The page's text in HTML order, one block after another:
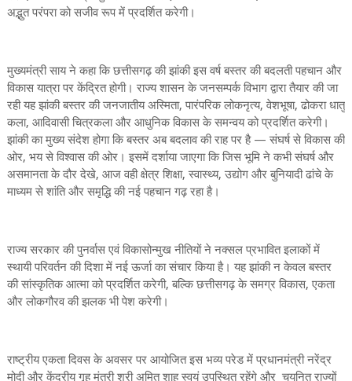
अद्भुत परंपरा को सजीव रूप में प्रदर्शित करेगी।
मुख्यमंत्री साय ने कहा कि छत्तीसगढ़ की झांकी इस वर्ष बस्तर की बदलती पहचान और
विकास यात्रा पर केंद्रित होगी। राज्य शासन के जनसम्पर्क विभाग द्वारा तैयार की जा
रही यह झांकी बस्तर की जनजातीय अस्मिता, पारंपरिक लोकनृत्य, वेशभूषा, ढोकरा धातु
कला, आदिवासी चित्रकला और आधुनिक विकास के समन्वय को प्रदर्शित करेगी।
झांकी का मुख्य संदेश होगा कि बस्तर अब बदलाव की राह पर है — संघर्ष से विकास की
ओर, भय से विश्वास की ओर। इसमें दर्शाया जाएगा कि जिस भूमि ने कभी संघर्ष और
असमानता के दौर देखे, आज वही क्षेत्र शिक्षा, स्वास्थ्य, उद्योग और बुनियादी ढांचे के
माध्यम से शांति और समृद्धि की नई पहचान गढ़ रहा है।
राज्य सरकार की पुनर्वास एवं विकासोन्मुख नीतियों ने नक्सल प्रभावित इलाकों में
स्थायी परिवर्तन की दिशा में नई ऊर्जा का संचार किया है। यह झांकी न केवल बस्तर
की सांस्कृतिक आत्मा को प्रदर्शित करेगी, बल्कि छत्तीसगढ़ के समग्र विकास, एकता
और लोकगौरव की झलक भी पेश करेगी।
राष्ट्रीय एकता दिवस के अवसर पर आयोजित इस भव्य परेड में प्रधानमंत्री नरेंद्र
मोदी और केंद्रीय गृह मंत्री श्री अमित शाह स्वयं उपस्थित रहेंगे और चयनित राज्यों